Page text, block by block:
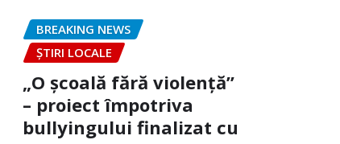
BREAKING NEWS
ȘTIRI LOCALE
„O școală fără violență”
– proiect împotriva
bullyingului finalizat cu